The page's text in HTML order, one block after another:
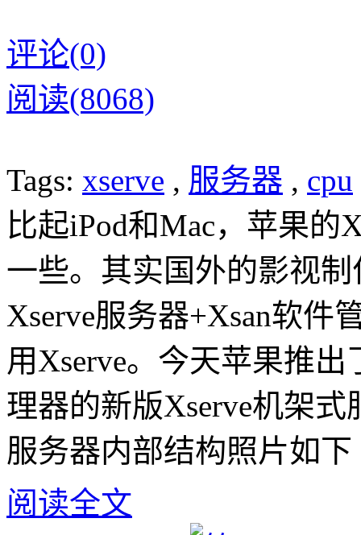
评论(0)
阅读(8068)
Tags: xserve , 服务器 , cpu
比起iPod和Mac，苹果的
一些。 其实国外的影视
Xserve服务器+Xsan软件
用Xserve。 今天苹果推出
理器的新版Xserve机架
服务器内部结构照片如下
阅读全文